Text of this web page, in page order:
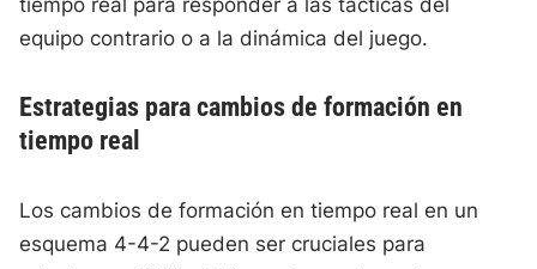
tiempo real para responder a las tácticas del
equipo contrario o a la dinámica del juego.
Estrategias para cambios de formación en
tiempo real
Los cambios de formación en tiempo real en un
esquema 4-4-2 pueden ser cruciales para